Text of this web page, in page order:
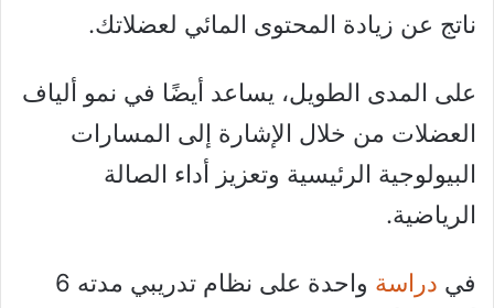
ناتج عن زيادة المحتوى المائي لعضلاتك.
على المدى الطويل، يساعد أيضًا في نمو ألياف
العضلات من خلال الإشارة إلى المسارات
البيولوجية الرئيسية وتعزيز أداء الصالة
الرياضية.
في دراسة
واحدة على نظام تدريبي مدته 6